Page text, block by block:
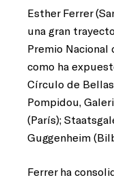
Esther Ferrer
una gran
Premio
como ha
Círculo de
Pompidou,
(París);
Guggenheim
Ferrer ha